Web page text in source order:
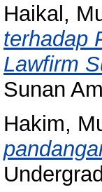
Haikal,
terhadap
Lawfirm
Sunan
Hakim,